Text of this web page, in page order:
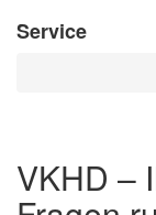
Service
VKHD –